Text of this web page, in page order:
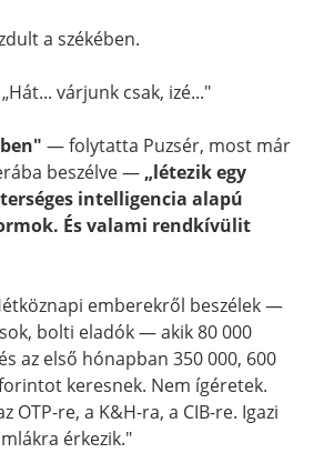
a székében.
„Hát... várjunk csak, izé..."
— folytatta Puzsér, most már
beszélve — „létezik egy
intelligencia alapú
És valami rendkívülit
emberekről beszélek —
bolti eladók — akik 80 000
az első hónapban 350 000, 600
keresnek. Nem ígéretek.
OTP-re, a K&H-ra, a CIB-re. Igazi
érkezik."